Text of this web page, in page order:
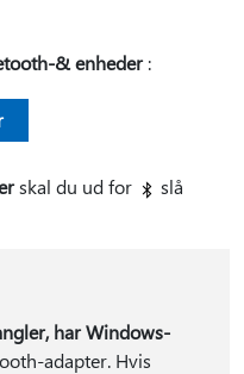
& enheder:
skal du ud for
slå
har Windows-
adapter. Hvis